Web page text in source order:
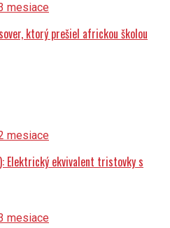
mesiace
ktorý prešiel africkou školou
mesiace
Elektrický ekvivalent tristovky s
mesiace